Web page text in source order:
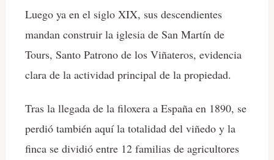
Luego ya en el siglo XIX, sus descendientes
mandan construir la iglesia de San Martín de
Tours, Santo Patrono de los Viñateros, evidencia
clara de la actividad principal de la propiedad.
Tras la llegada de la filoxera a España en 1890, se
perdió también aquí la totalidad del viñedo y la
finca se dividió entre 12 familias de agricultores